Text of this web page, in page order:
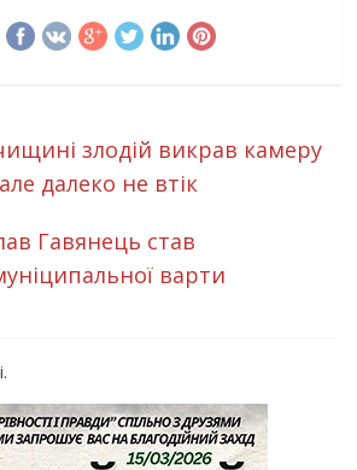
злодій викрав камеру
далеко не втік
Гавянець став
варти